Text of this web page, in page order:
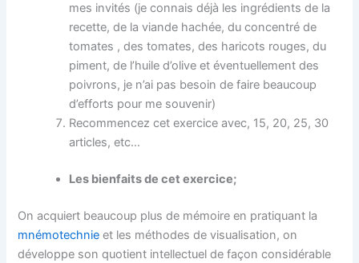
mes invités (je connais déjà les ingrédients de la
recette, de la viande hachée, du concentré de
tomates , des tomates, des haricots rouges, du
piment, de l’huile d’olive et éventuellement des
poivrons, je n’ai pas besoin de faire beaucoup
d’efforts pour me souvenir)
Recommencez cet exercice avec, 15, 20, 25, 30
articles, etc…
Les bienfaits de cet exercice;
On acquiert beaucoup plus de mémoire en pratiquant la
mnémotechnie et les méthodes de visualisation, on
développe son quotient intellectuel de façon considérable